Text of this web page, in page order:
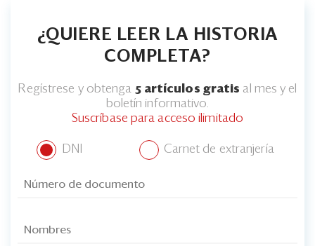
¿QUIERE LEER LA HISTORIA
COMPLETA?
Regístrese y obtenga 5 artículos gratis al mes y el
boletín informativo.
Suscríbase para acceso ilimitado
DNI Carnet de extranjería